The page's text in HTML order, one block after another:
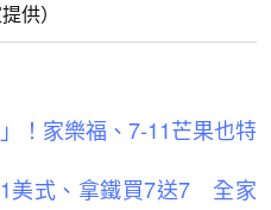
供）
！家樂福、7-11芒果也特
美式、拿鐵買7送7 全家